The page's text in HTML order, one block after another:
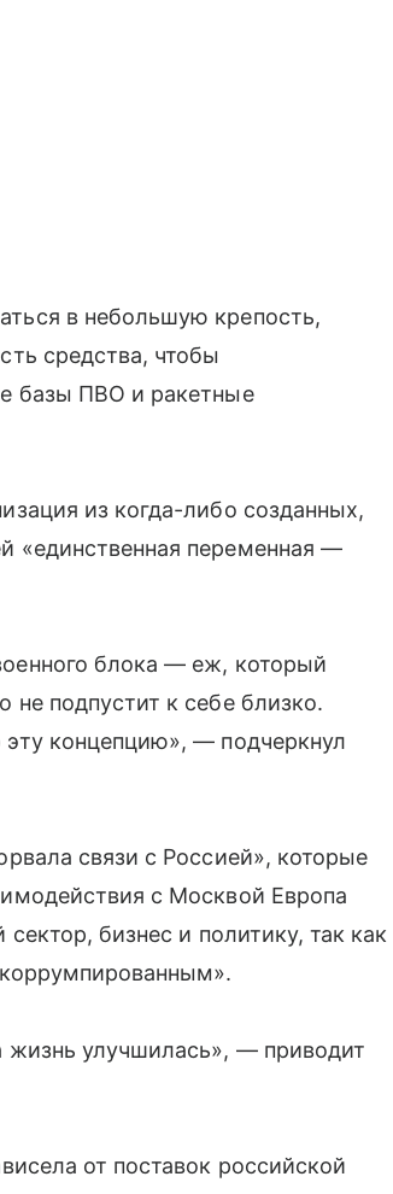
в небольшую крепость,
средства, чтобы
базы ПВО и ракетные
из когда-либо созданных,
«единственная переменная —
блока — еж, который
подпустит к себе близко.
концепцию», — подчеркнул
связи с Россией», которые
с Москвой Европа
бизнес и политику, так как
жизнь улучшилась», — приводит
от поставок российской